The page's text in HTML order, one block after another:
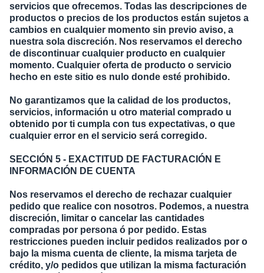
servicios que ofrecemos. Todas las descripciones de
productos o precios de los productos están sujetos a
cambios en cualquier momento sin previo aviso, a
nuestra sola discreción. Nos reservamos el derecho
de discontinuar cualquier producto en cualquier
momento. Cualquier oferta de producto o servicio
hecho en este sitio es nulo donde esté prohibido.
No garantizamos que la calidad de los productos,
servicios, información u otro material comprado u
obtenido por ti cumpla con tus expectativas, o que
cualquier error en el servicio será corregido.
SECCIÓN 5 - EXACTITUD DE FACTURACIÓN E
INFORMACIÓN DE CUENTA
Nos reservamos el derecho de rechazar cualquier
pedido que realice con nosotros. Podemos, a nuestra
discreción, limitar o cancelar las cantidades
compradas por persona ó por pedido. Estas
restricciones pueden incluir pedidos realizados por o
bajo la misma cuenta de cliente, la misma tarjeta de
crédito, y/o pedidos que utilizan la misma facturación